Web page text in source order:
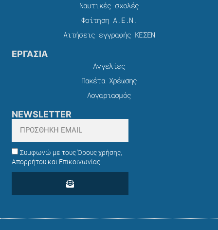
Ναυτικές σχολές
Φοίτηση Α.Ε.Ν.
Αιτήσεις εγγραφής ΚΕΣΕΝ
ΕΡΓΑΣΙΑ
Αγγελίες
Πακέτα Χρέωσης​
Λογαριασμός
NEWSLETTER
Συμφωνώ με τους Όρους χρήσης,
Απορρήτου και Επικοινωνίας